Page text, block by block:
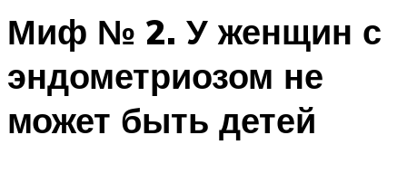
Миф № 2. У женщин с
эндометриозом не
может быть детей